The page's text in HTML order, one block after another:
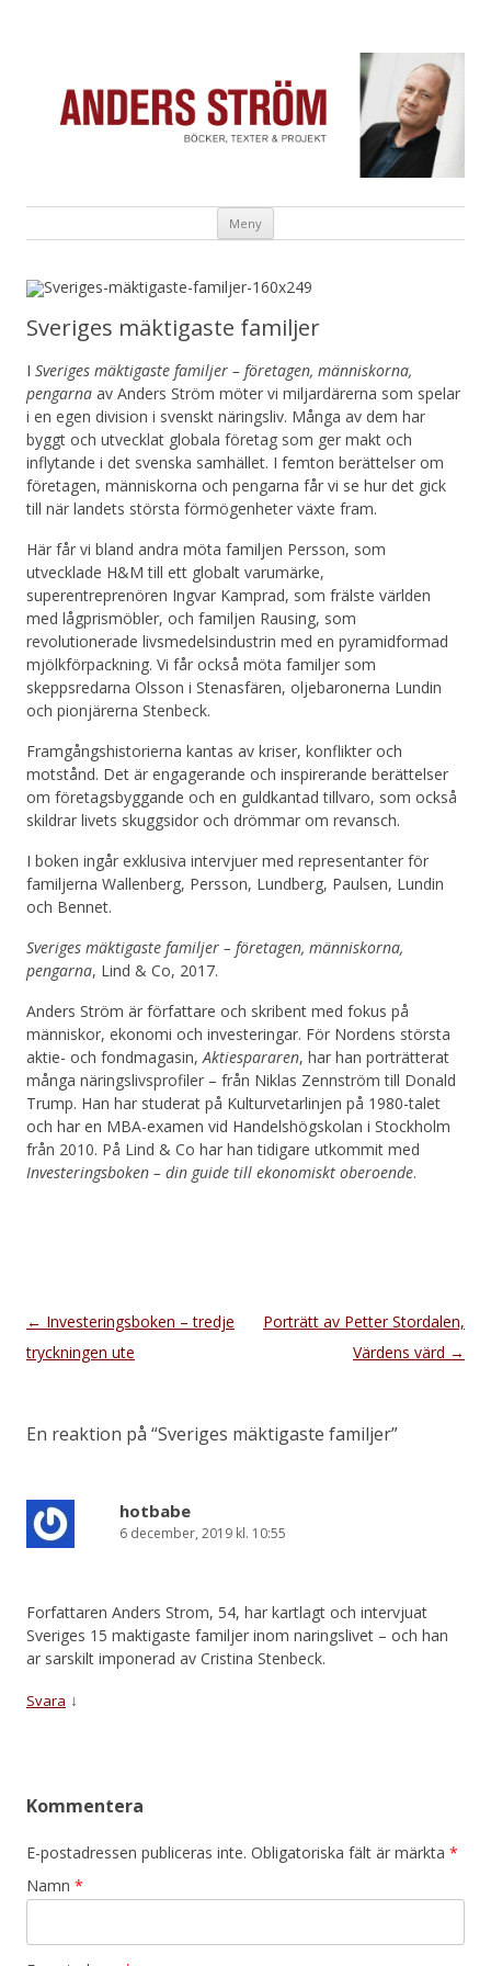
Meny
Sveriges mäktigaste familjer
I Sveriges mäktigaste familjer – företagen, människorna,
pengarna av Anders Ström möter vi miljardärerna som spelar
i en egen division i svenskt näringsliv. Många av dem har
byggt och utvecklat globala företag som ger makt och
inflytande i det svenska samhället. I femton berättelser om
företagen, människorna och pengarna får vi se hur det gick
till när landets största förmögenheter växte fram.
Här får vi bland andra möta familjen Persson, som
utvecklade H&M till ett globalt varumärke,
superentreprenören Ingvar Kamprad, som frälste världen
med lågprismöbler, och familjen Rausing, som
revolutionerade livsmedelsindustrin med en pyramidformad
mjölkförpackning. Vi får också möta familjer som
skeppsredarna Olsson i Stenasfären, oljebaronerna Lundin
och pionjärerna Stenbeck.
Framgångshistorierna kantas av kriser, konflikter och
motstånd. Det är engagerande och inspirerande berättelser
om företagsbyggande och en guldkantad tillvaro, som också
skildrar livets skuggsidor och drömmar om revansch.
I boken ingår exklusiva intervjuer med representanter för
familjerna Wallenberg, Persson, Lundberg, Paulsen, Lundin
och Bennet.
Sveriges mäktigaste familjer – företagen, människorna,
pengarna, Lind & Co, 2017.
Anders Ström är författare och skribent med fokus på
människor, ekonomi och investeringar. För Nordens största
aktie- och fondmagasin, Aktiespararen, har han porträtterat
många näringslivsprofiler – från Niklas Zennström till Donald
Trump. Han har studerat på Kulturvetarlinjen på 1980-talet
och har en MBA-examen vid Handelshögskolan i Stockholm
från 2010. På Lind & Co har han tidigare utkommit med
Investeringsboken – din guide till ekonomiskt oberoende.
Inläggsnavigering
← Investeringsboken – tredje
tryckningen ute
Porträtt av Petter Stordalen,
Värdens värd →
En reaktion på “Sveriges mäktigaste familjer”
hotbabe
6 december, 2019 kl. 10:55
Forfattaren Anders Strom, 54, har kartlagt och intervjuat
Sveriges 15 maktigaste familjer inom naringslivet – och han
ar sarskilt imponerad av Cristina Stenbeck.
Svara ↓
Kommentera
E-postadressen publiceras inte. Obligatoriska fält är märkta *
Namn *